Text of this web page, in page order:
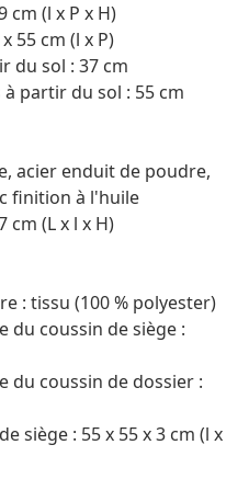
cm (l x P x H)
55 cm (l x P)
du sol : 37 cm
partir du sol : 55 cm
acier enduit de poudre,
finition à l'huile
cm (L x l x H)
: tissu (100 % polyester)
du coussin de siège :
du coussin de dossier :
siège : 55 x 55 x 3 cm (l x